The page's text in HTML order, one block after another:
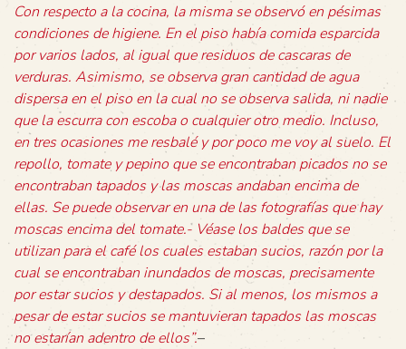
Con respecto a la cocina, la misma se observó en pésimas
condiciones de higiene. En el piso había comida esparcida
por varios lados, al igual que residuos de cascaras de
verduras. Asimismo, se observa gran cantidad de agua
dispersa en el piso en la cual no se observa salida, ni nadie
que la escurra con escoba o cualquier otro medio. Incluso,
en tres ocasiones me resbalé y por poco me voy al suelo. El
repollo, tomate y pepino que se encontraban picados no se
encontraban tapados y las moscas andaban encima de
ellas. Se puede observar en una de las fotografías que hay
moscas encima del tomate.- Véase los baldes que se
utilizan para el café los cuales estaban sucios, razón por la
cual se encontraban inundados de moscas, precisamente
por estar sucios y destapados. Si al menos, los mismos a
pesar de estar sucios se mantuvieran tapados las moscas
no estarían adentro de ellos”.–